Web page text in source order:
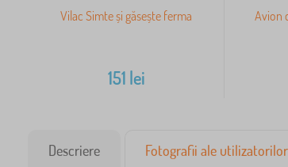
Vilac Simte și găsește ferma
151 lei
Avion
Descriere Fotografii ale utilizatorilor